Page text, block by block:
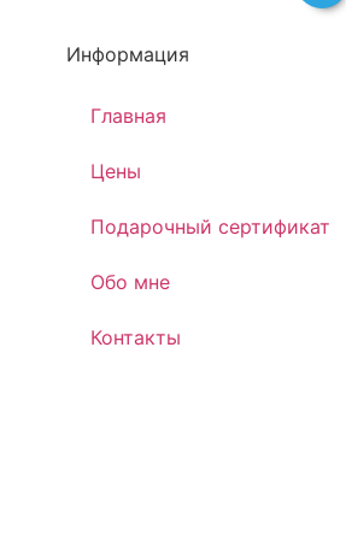
Информация
Главная
Цены
Подарочный сертификат
Обо мне
Контакты